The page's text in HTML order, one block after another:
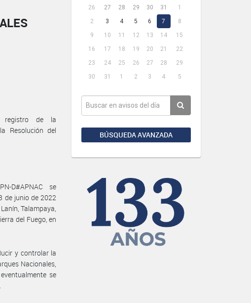
26 27 28 29 30 31
1
2
3 4 5 6 7
8
9
10 11 12 13 14
15
16
17 18 19 20 21
22
23
24 25 26 27 28
29
30
31 1 2 3 4 5
BÚSQUEDA AVANZADA
registro de la
Resolución del
D#APNAC se
de junio de 2022
Talampaya,
del Fuego, en
y controlar la
Nacionales,
se